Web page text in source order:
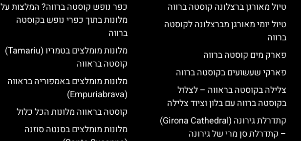
טיול מאורגן ברצלונה קוסטה ברווה
טיול יומי מאורגן מברצלונה לקוסטה
ברווה
פארק מים קוסטה ברווה
פארקי שעשועים בקוסטה ברווה
צלילה בקוסטה בראווה – לצלול
בקוסטה ברווה עם בלון וציוד צלילה
קתדרלת גירונה (Girona Cathedral)
– קתדרלת סן מרי של גירונה
כפר נופש קוסטה ברווה? המלצות על
מלונות בתוך כפרי נופש בקוסטה
ברווה
מלונות מומלצים בטמריו (Tamariu)
קוסטה בראווה
מלונות מומלצים באמפוריה בראווה
(Empuriabrava)
קוסטה בראווה מלונות הכל כלול
מלונות מומלצים בסנטה סוזנה